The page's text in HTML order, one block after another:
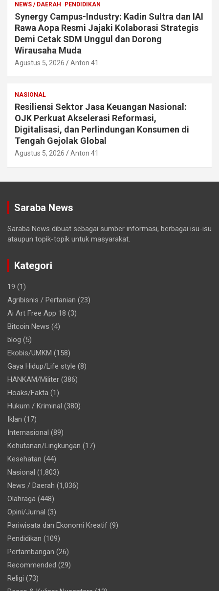
NEWS / DAERAH PENDIDIKAN
Synergy Campus-Industry: Kadin Sultra dan IAI
Rawa Aopa Resmi Jajaki Kolaborasi Strategis
Demi Cetak SDM Unggul dan Dorong
Wirausaha Muda
Agustus 5, 2026 Anton 41
NASIONAL
Resiliensi Sektor Jasa Keuangan Nasional:
OJK Perkuat Akselerasi Reformasi,
Digitalisasi, dan Perlindungan Konsumen di
Tengah Gejolak Global
Agustus 5, 2026 Anton 41
Saraba News
Saraba News dibuat sebagai sumber informasi, berbagai isu-isu
ataupun topik-topik untuk masyarakat.
Kategori
19 (1)
Agribisnis / Pertanian (23)
Ai Art Free App 18 (3)
Bitcoin News (4)
blog (5)
Ekobis/UMKM (158)
Gaya Hidup/Life style (8)
HANKAM/Militer (386)
Hoaks/Fakta (1)
Hukum / Kriminal (380)
Iklan (17)
Internasional (89)
Kehutanan/Lingkungan (17)
Kesehatan (44)
Nasional (1,803)
News / Daerah (1,036)
Olahraga (448)
Opini/Jurnal (3)
Pariwisata dan Ekonomi Kreatif (9)
Pendidikan (109)
Pertambangan (26)
Recommended (29)
Religi (73)